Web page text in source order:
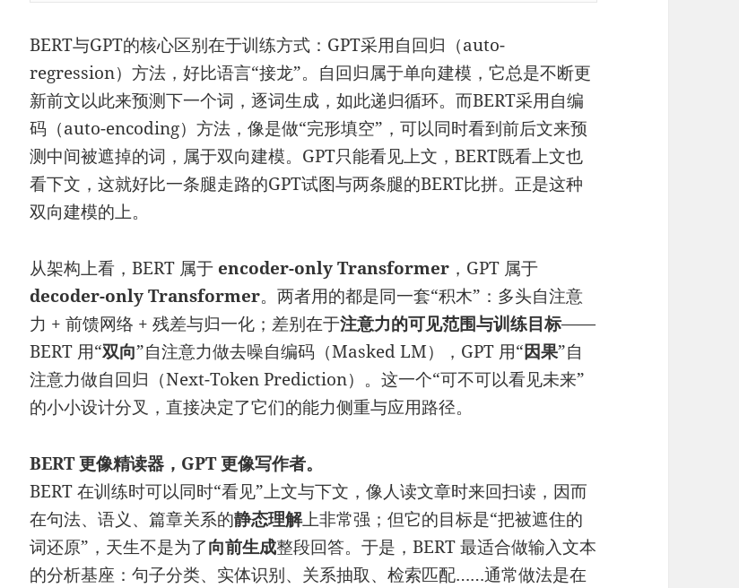
BERT与GPT的核心区别在于训练方式：GPT采用自回归（auto-
regression）方法，好比语言“接龙”。自回归属于单向建模，它总是不断更
新前文以此来预测下一个词，逐词生成，如此递归循环。而BERT采用自编
码（auto-encoding）方法，像是做“完形填空”，可以同时看到前后文来预
测中间被遮掉的词，属于双向建模。GPT只能看见上文，BERT既看上文也
看下文，这就好比一条腿走路的GPT试图与两条腿的BERT比拼。正是这种
双向建模的上。
从架构上看，BERT 属于 encoder-only Transformer ，GPT 属于
decoder-only Transformer。两者用的都是同一套“积木”：多头自注意
力 + 前馈网络 + 残差与归一化；差别在于注意力的可见范围与训练目标——
BERT 用“双向”自注意力做去噪自编码（Masked LM），GPT 用“因果”自
注意力做自回归（Next-Token Prediction）。这一个“可不可以看见未来”
的小小设计分叉，直接决定了它们的能力侧重与应用路径。
BERT 更像精读器，GPT 更像写作者。
BERT 在训练时可以同时“看见”上文与下文，像人读文章时来回扫读，因而
在句法、语义、篇章关系的静态理解上非常强；但它的目标是“把被遮住的
词还原”，天生不是为了向前生成整段回答。于是，BERT 最适合做输入文本
的分析基座：句子分类、实体识别、关系抽取、检索匹配……通常做法是在